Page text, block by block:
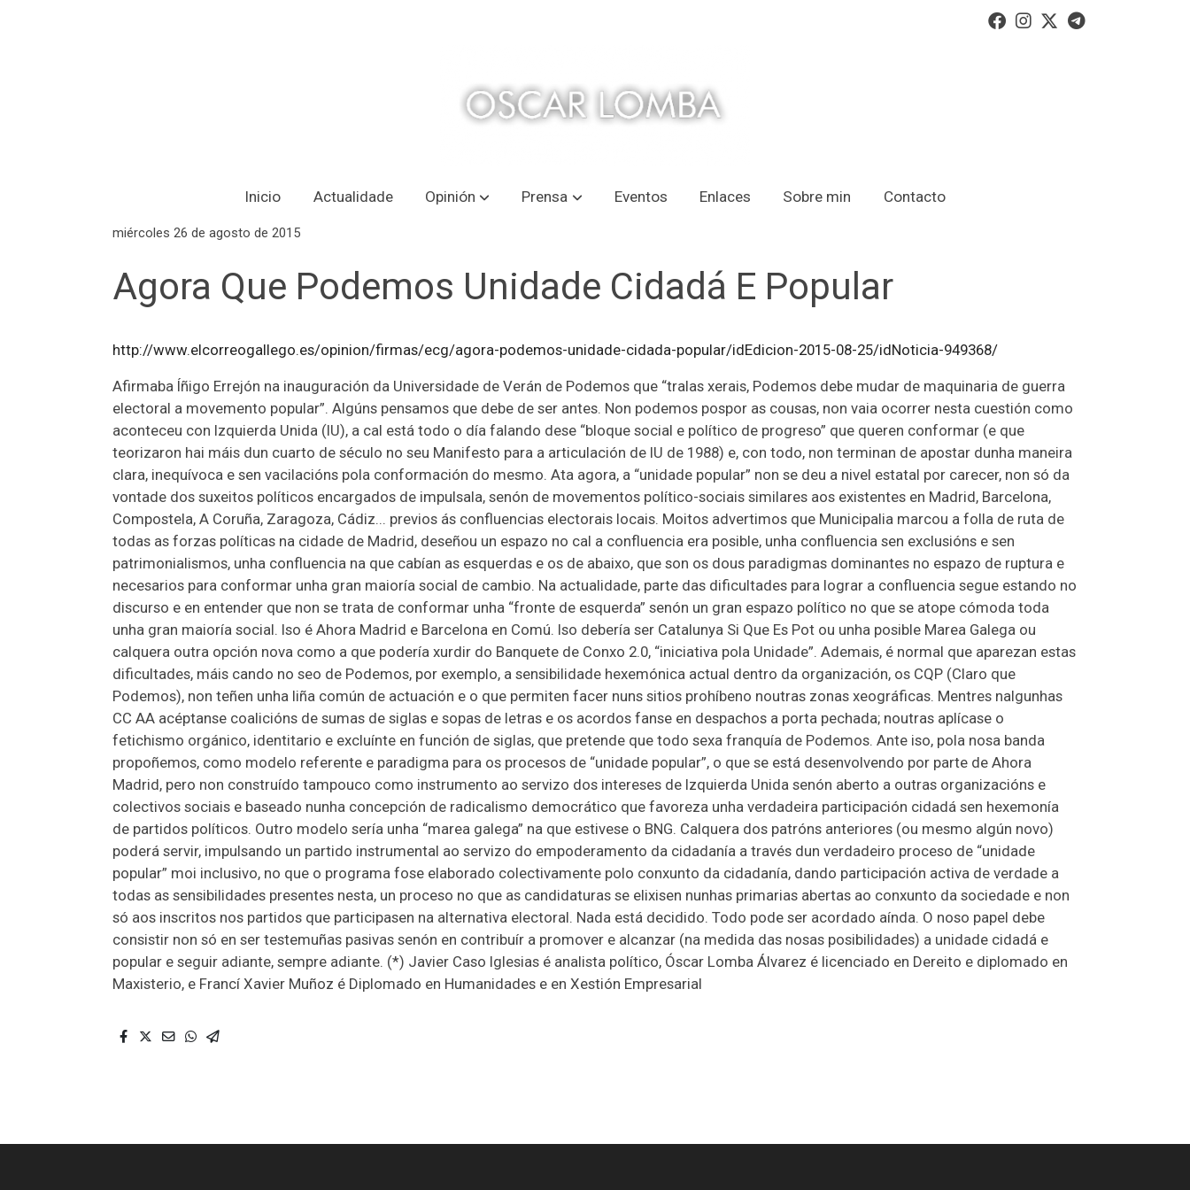
Inicio Actualidade Opinión Prensa Eventos Enlaces Sobre min Contacto
miércoles 26 de agosto de 2015
Agora Que Podemos Unidade Cidadá E Popular
http://www.elcorreogallego.es/opinion/firmas/ecg/agora-podemos-unidade-cidada-popular/idEdicion-2015-08-25/idNoticia-949368/
Afirmaba Íñigo Errejón na inauguración da Universidade de Verán de Podemos que “tralas xerais, Podemos debe mudar de maquinaria de guerra
electoral a movemento popular”. Algúns pensamos que debe de ser antes. Non podemos pospor as cousas, non vaia ocorrer nesta cuestión como
aconteceu con Izquierda Unida (IU), a cal está todo o día falando dese “bloque social e político de progreso” que queren conformar (e que
teorizaron hai máis dun cuarto de século no seu Manifesto para a articulación de IU de 1988) e, con todo, non terminan de apostar dunha maneira
clara, inequívoca e sen vacilacións pola conformación do mesmo. Ata agora, a “unidade popular” non se deu a nivel estatal por carecer, non só da
vontade dos suxeitos políticos encargados de impulsala, senón de movementos político-sociais similares aos existentes en Madrid, Barcelona,
Compostela, A Coruña, Zaragoza, Cádiz... previos ás confluencias electorais locais. Moitos advertimos que Municipalia marcou a folla de ruta de
todas as forzas políticas na cidade de Madrid, deseñou un espazo no cal a confluencia era posible, unha confluencia sen exclusións e sen
patrimonialismos, unha confluencia na que cabían as esquerdas e os de abaixo, que son os dous paradigmas dominantes no espazo de ruptura e
necesarios para conformar unha gran maioría social de cambio. Na actualidade, parte das dificultades para lograr a confluencia segue estando no
discurso e en entender que non se trata de conformar u­nha “fronte de esquerda” senón un gran espazo político no que se atope cómoda toda
unha gran maioría social. Iso é Ahora Madrid e Barcelona en Comú. Iso debería ser Catalunya Si Que Es Pot ou unha posible Marea Galega ou
calquera outra opción nova como a que podería xurdir do Banquete de Conxo 2.0, “iniciativa pola Unidade”. Ademais, é normal que aparezan estas
dificultades, máis cando no seo de Podemos, por exemplo, a sensibilidade hexemónica actual dentro da organización, os CQP (Claro que
Podemos), non teñen unha liña común de actuación e o que permiten facer nuns sitios prohíbeno noutras zonas xeográficas. Mentres nalgunhas
CC AA acéptanse coalicións de sumas de siglas e sopas de letras e os acordos fanse en despachos a porta pechada; noutras aplícase o
fetichismo orgánico, identitario e excluínte en función de siglas, que pretende que todo sexa franquía de Podemos. Ante iso, pola nosa banda
propoñemos, como modelo referente e paradigma para os procesos de “unidade popular”, o que se está desenvolvendo por parte de Ahora
Madrid, pero non construído tampouco como instrumento ao servizo dos intereses de Izquierda Unida senón aberto a outras organizacións e
colectivos sociais e baseado nunha concepción de radicalismo democrático que favoreza unha verdadeira participación cidadá sen hexemonía
de partidos políticos. Outro modelo sería unha “marea galega” na que estivese o BNG. Calquera dos patróns anteriores (ou mesmo algún novo)
poderá servir, impulsando un partido instrumental ao servizo do empoderamento da cidadanía a través dun verdadeiro proceso de “unidade
popular” moi inclusivo, no que o programa fose elaborado colectivamente polo conxunto da cidadanía, dando participación activa de verdade a
todas as sensibilidades presentes nesta, un proceso no que as candidaturas se elixisen nunhas primarias abertas ao conxunto da sociedade e non
só aos inscritos nos partidos que participasen na alternativa electoral. Nada está decidido. Todo pode ser acordado aínda. O noso papel debe
consistir non só en ser testemuñas pasivas senón en contribuír a promover e alcanzar (na medida das nosas posibilidades) a unidade cidadá e
popular e seguir adiante, sempre adiante. (*) Javier Caso Iglesias é analista político, Óscar Lomba Álvarez é licenciado en Dereito e diplomado en
Maxisterio, e Francí Xavier Muñoz é Diplomado en Humanidades e en X­estión Empresarial